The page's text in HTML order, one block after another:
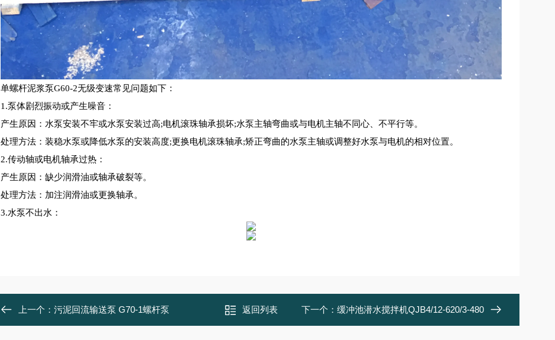
单螺杆泥浆泵G60-2无级变速常见问题如下：
1.泵体剧烈振动或产生噪音：
产生原因：水泵安装不牢或水泵安装过高;电机滚珠轴承损坏;水泵主轴弯曲或与电机主轴不同心、不平行等。
处理方法：装稳水泵或降低水泵的安装高度;更换电机滚珠轴承;矫正弯曲的水泵主轴或调整好水泵与电机的相对位置。
2.传动轴或电机轴承过热：
产生原因：缺少润滑油或轴承破裂等。
处理方法：加注润滑油或更换轴承。
3.水泵不出水：
上一个： 污泥回流输送泵 G70-1螺杆泵 返回列表 下一个： 缓冲池潜水搅拌机QJB4/12-620/3-480